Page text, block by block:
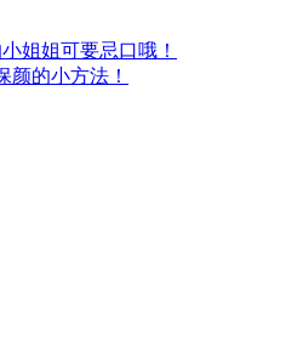
姐姐可要忌口哦！
颜的小方法！